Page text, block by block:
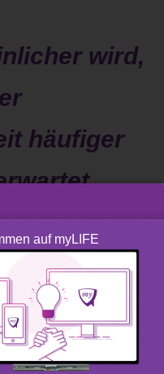
wird,
häufiger
eine kognitive
Gesetzmäßigkeiten
zu dem Glauben,
wird, wenn es in
als von uns erwartet
auf myLIFE